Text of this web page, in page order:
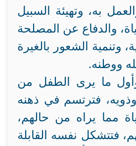
به، وتهيئة السبيل
والدفاع عن المصلحة
وتنمية الشعور بالغيرة
ووطنه.
وأول ما يرى الطفل من
وذويه، فترتسم في ذهنه
مما يراه من حالهم،
فتتشكل نفسه القابلة